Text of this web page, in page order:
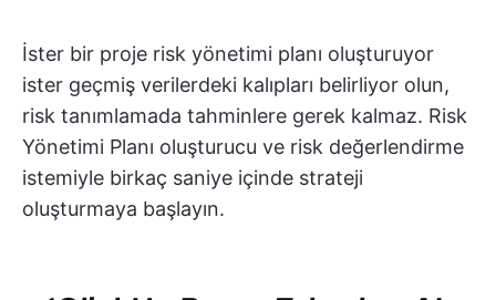
İster bir proje risk yönetimi planı oluşturuyor
ister geçmiş verilerdeki kalıpları belirliyor olun,
risk tanımlamada tahminlere gerek kalmaz. Risk
Yönetimi Planı oluşturucu ve risk değerlendirme
istemiyle birkaç saniye içinde strateji
oluşturmaya başlayın.